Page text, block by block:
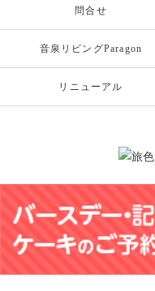
問合せ
音泉リビングParagon
リニューアル